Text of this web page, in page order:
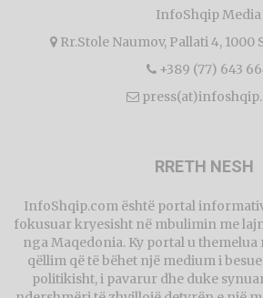
InfoShqip Media
Rr.Stole Naumov, Pallati 4,
+389 (77) 643
RRETH NESH
InfoShqip.com është portal
fokusuar kryesisht në mbulimin me
nga Maqedonia. Ky portal u themelua
qëllim që të bëhet një medium i
politikisht, i pavarur dhe duke